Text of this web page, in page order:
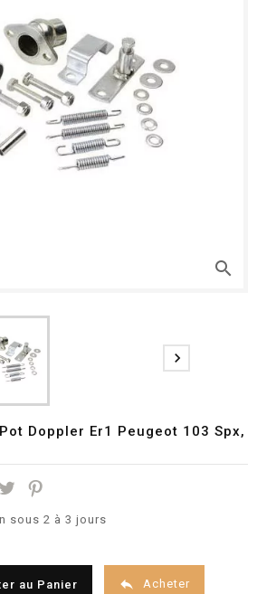
search

Doppler Er1 Peugeot 103 Spx,
sous 2 à 3 jours
au Panier  Acheter